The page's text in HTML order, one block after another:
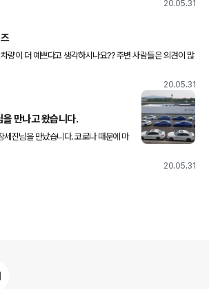
20.05.31
량이 더 예쁘다고 생각하시나요?? 주변 사람들은 의견이 많
들의 의견이 궁금합니닷~~!!
20.05.31
만나고 왔습니다.
만났습니다. 코로나 때문에 마
셔서 놀랐어요. 세
20.05.31